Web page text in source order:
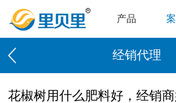
产品
经销代理
花椒树用什么肥料好，经销商